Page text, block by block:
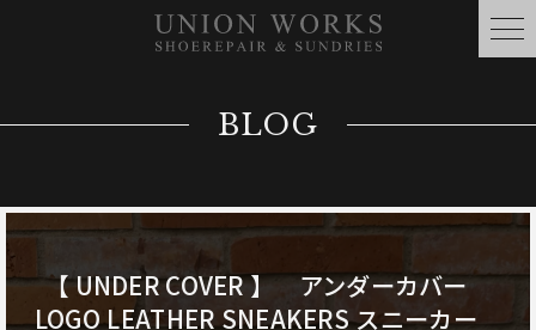
BLOG
【 UNDER COVER 】 アンダーカバー
LOGO LEATHER SNEAKERS スニーカー